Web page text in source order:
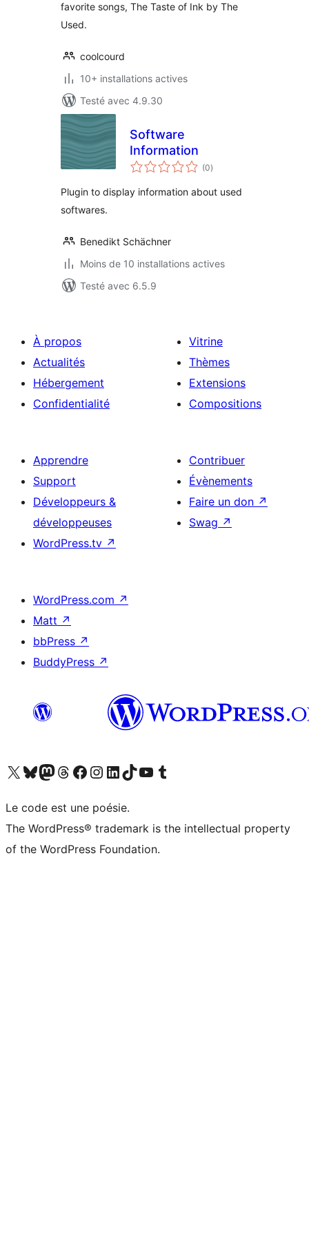
favorite songs, The Taste of Ink by The
Used.
coolcourd
10+ installations actives
Testé avec 4.9.30
Software
Information
(0notes
en
)
Plugin to display information about used
softwares.
Benedikt Schächner
Moins de 10 installations actives
Testé avec 6.5.9
À propos
Actualités
Hébergement
Confidentialité
Vitrine
Thèmes
Extensions
Compositions
Apprendre
Support
Développeurs &
développeuses
WordPress.tv ↗
Contribuer
Évènements
Faire un don ↗
Swag ↗
WordPress.com ↗
Matt ↗
bbPress ↗
BuddyPress ↗
Visitez notre compte X (précédemment Twitter)
Visiter notre compte Bluesky
Visiter notre compte Mastodon
Visiter notre compte Threads
Consulter notre compte Facebook
Consulter notre compte Instagram
Consulter notre compte LinkedIn
Visiter notre compte TokTok
Visiter notre chaîne YouTube
Visiter notre compte Tumblr
Le code est une poésie.
The WordPress® trademark is the intellectual property
of the WordPress Foundation.